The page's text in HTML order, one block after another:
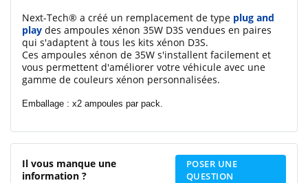
Next-Tech® a créé un remplacement de type plug and
play des ampoules xénon 35W D3S vendues en paires
qui s'adaptent à tous les kits xénon D3S.
Ces ampoules xénon de 35W s'installent facilement et
vous permettent d'améliorer votre véhicule avec une
gamme de couleurs xénon personnalisées.
Emballage : x2 ampoules par pack.
Il vous manque une
information ?
POSER UNE
QUESTION